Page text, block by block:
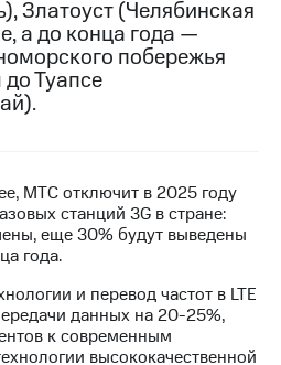
Златоуст (Челябинская
а до конца года —
побережья
Туапсе
МТС отключит в 2025 году
станций 3G в стране:
еще 30% будут выведены
года.
и перевод частот в LTE
данных на 20-25%,
к современным
высококачественной